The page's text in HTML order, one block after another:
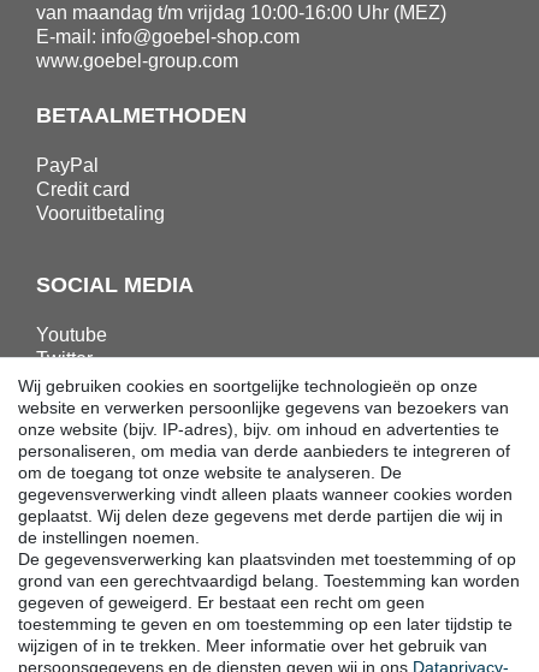
van maandag t/m vrijdag 10:00-16:00 Uhr (MEZ)
E-mail: info@goebel-shop.com
www.goebel-group.com
BETAALMETHODEN
PayPal
Credit card
Vooruitbetaling
SOCIAL MEDIA
Youtube
Twitter
Linkedin
Facebook
Instagram
DOWNLOADS
Catalogi
Techniek
Certificaten
Onderzoek
Promotie
Wij gebruiken cookies en soortgelijke technologieën op onze
website en verwerken persoonlijke gegevens van bezoekers van
onze website (bijv. IP-adres), bijv. om inhoud en advertenties te
personaliseren, om media van derde aanbieders te integreren of
om de toegang tot onze website te analyseren. De
gegevensverwerking vindt alleen plaats wanneer cookies worden
geplaatst. Wij delen deze gegevens met derde partijen die wij in
de instellingen noemen.
De gegevensverwerking kan plaatsvinden met toestemming of op
grond van een gerechtvaardigd belang. Toestemming kan worden
gegeven of geweigerd. Er bestaat een recht om geen
toestemming te geven en om toestemming op een later tijdstip te
wijzigen of in te trekken. Meer informatie over het gebruik van
persoonsgegevens en de diensten geven wij in ons Data­privacy­